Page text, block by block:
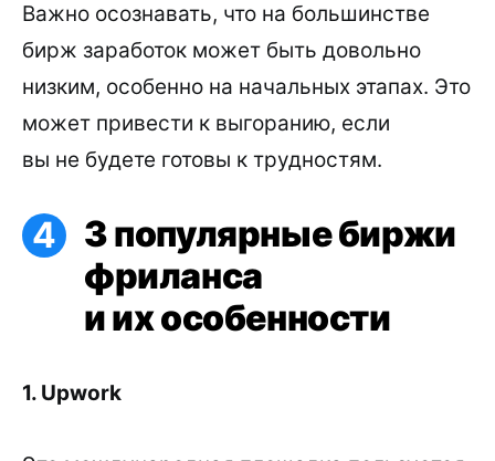
Важно осознавать, что на большинстве
бирж заработок может быть довольно
низким, особенно на начальных этапах. Это
может привести к выгоранию, если
вы не будете готовы к трудностям.
3 популярные биржи
фриланса
и их особенности
1. Upwork